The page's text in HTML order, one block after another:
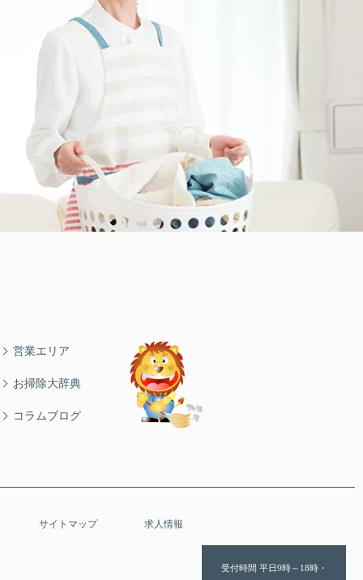
受付時間 平日9時～18時・
営業エリア
お掃除大辞典
コラムブログ
サイトマップ 求人情報